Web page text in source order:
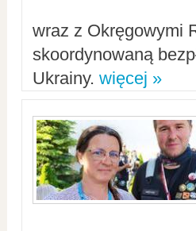
wraz z Okręgowymi
skoordynowaną
Ukrainy. więcej »